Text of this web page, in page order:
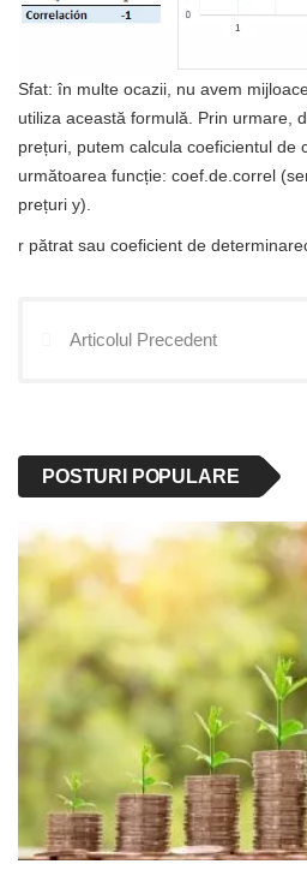
Sfat: în multe ocazii, nu avem
utiliza această formulă. Prin urmare,
prețuri, putem calcula coeficientul de
următoarea funcție: coef.de.correl
prețuri y).
r pătrat sau coeficient de
Articolul Precedent
POSTURI POPULARE